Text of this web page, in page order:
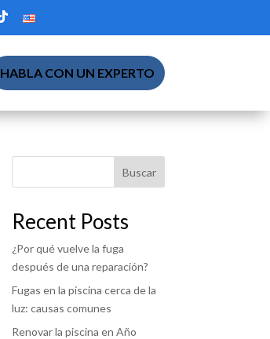
HABLA CON UN EXPERTO
Buscar
Recent Posts
¿Por qué vuelve la fuga
después de una reparación?
Fugas en la piscina cerca de la
luz: causas comunes
Renovar la piscina en Año